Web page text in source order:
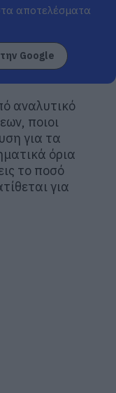
αποτελέσματα
Google
αναλυτικό
ποιοι
για τα
όρια
το ποσό
για